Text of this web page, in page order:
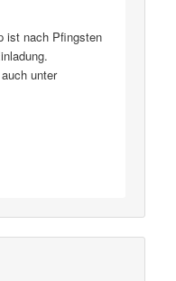
ist nach Pfingsten
unter